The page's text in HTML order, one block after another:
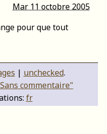
Mar 11 octobre 2005
| unchecked.
commentaire"
fr